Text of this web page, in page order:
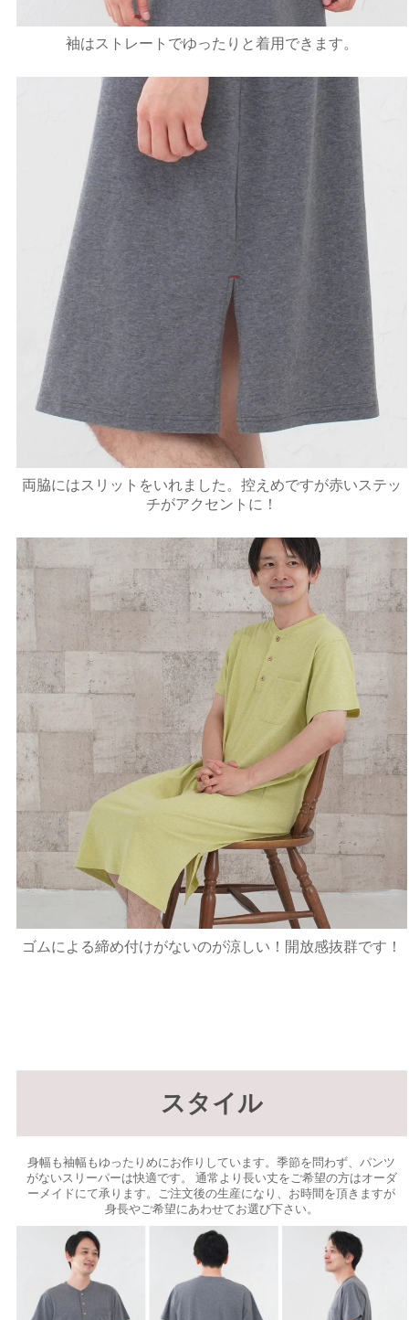
袖はストレートでゆったりと着用できます。
両脇にはスリットをいれました。控えめですが赤いステッ
チがアクセントに！
ゴムによる締め付けがないのが涼しい！開放感抜群です！
スタイル
身幅も袖幅もゆったりめにお作りしています。季節を問わず、パンツ
がないスリーパーは快適です。 通常より長い丈をご希望の方はオーダ
ーメイドにて承ります。ご注文後の生産になり、お時間を頂きますが
身長やご希望にあわせてお選び下さい。